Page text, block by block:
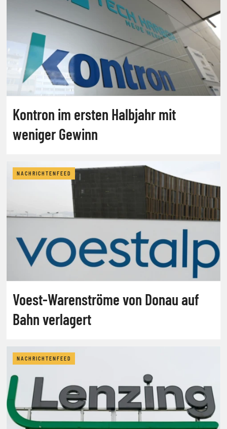
Kontron im ersten Halbjahr mit
weniger Gewinn
NACHRICHTENFEED
Voest-Warenströme von Donau auf
Bahn verlagert
NACHRICHTENFEED